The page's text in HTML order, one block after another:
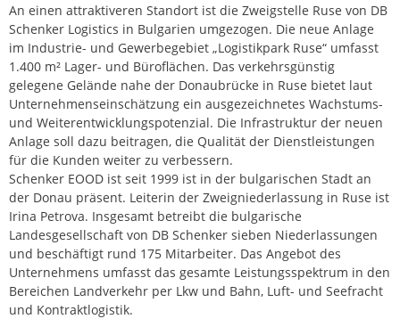
An einen attraktiveren Standort ist die Zweigstelle Ruse von DB
Schenker Logistics in Bulgarien umgezogen. Die neue Anlage
im Industrie- und Gewerbegebiet „Logistikpark Ruse“ umfasst
1.400 m² Lager- und Büroflächen. Das verkehrsgünstig
gelegene Gelände nahe der Donaubrücke in Ruse bietet laut
Unternehmenseinschätzung ein ausgezeichnetes Wachstums-
und Weiterentwicklungspotenzial. Die Infrastruktur der neuen
Anlage soll dazu beitragen, die Qualität der Dienstleistungen
für die Kunden weiter zu verbessern.
Schenker EOOD ist seit 1999 ist in der bulgarischen Stadt an
der Donau präsent. Leiterin der Zweigniederlassung in Ruse ist
Irina Petrova. Insgesamt betreibt die bulgarische
Landesgesellschaft von DB Schenker sieben Niederlassungen
und beschäftigt rund 175 Mitarbeiter. Das Angebot des
Unternehmens umfasst das gesamte Leistungsspektrum in den
Bereichen Landverkehr per Lkw und Bahn, Luft- und Seefracht
und Kontraktlogistik.